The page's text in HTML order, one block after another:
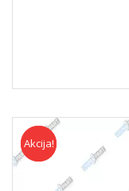
Akcija
Akcija!